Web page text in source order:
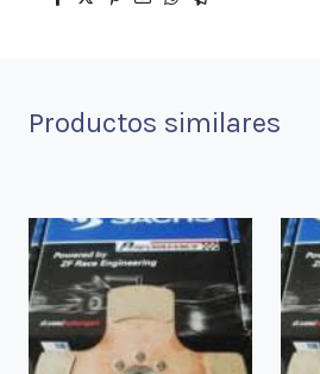
Productos similares